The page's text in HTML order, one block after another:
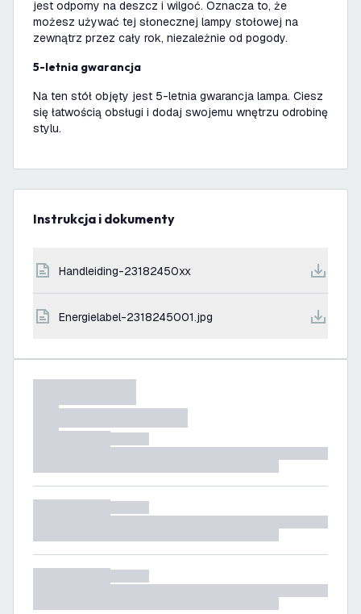
jest odporny na deszcz i wilgoć. Oznacza to, że
możesz używać tej słonecznej lampy stołowej na
zewnątrz przez cały rok, niezależnie od pogody.
5-letnia gwarancja
Na ten stół objęty jest 5-letnia gwarancja lampa. Ciesz
się łatwością obsługi i dodaj swojemu wnętrzu odrobinę
stylu.
Instrukcja i dokumenty
handleiding-23182450xx
energielabel-2318245001.jpg